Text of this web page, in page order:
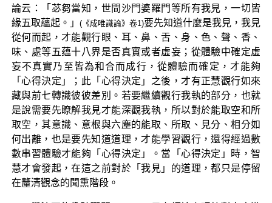
論云：「苾芻當知，世間沙門婆羅門等所有我見，一切皆
緣五取蘊起。」 (《成唯識論》卷1)要先知道什麼是我見，我見
從何而起，才能觀行眼、耳、鼻、舌、身、色、聲、香、
味、處等五蕴十八界是否真實或者虛妄；從體驗中確定虛
妄不真實乃至皆為和合而成行，從體驗而確定，才能夠
「心得決定」；此「心得決定」之後，才有正慧觀行如來
藏與前七轉識彼彼差別。若要繼續觀行我執的部分，也就
是說需要先瞭解我見才能深觀我執，所以對於能取空和所
取空，其意識、意根與六塵的能取、所取、見分、相分如
何出離，也是要先知道道理，才能學習觀行，還得經過數
數串習體驗才能夠「心得決定」。當「心得決定」時，智
慧才會發起，在這之前對於「我見」的道理，都只是停留
在釐清觀念的聞熏階段。